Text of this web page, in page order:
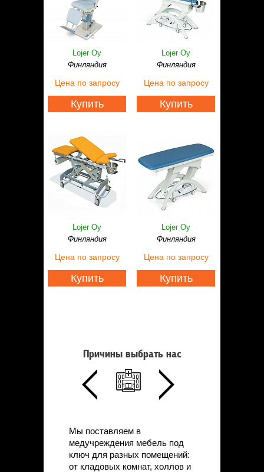
Lojer Oy
Финляндия
Цена по запросу
Купить
Lojer Oy
Финляндия
Цена по запросу
Купить
Lojer Oy
Финляндия
Цена по запросу
Купить
Lojer Oy
Финляндия
Цена по запросу
Купить
Причины выбрать нас
Мы поставляем в
медучреждения мебель под
ключ для разных помещений:
от кладовых комнат, холлов и